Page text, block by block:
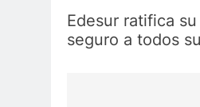
Edesur ratifica
seguro a todos